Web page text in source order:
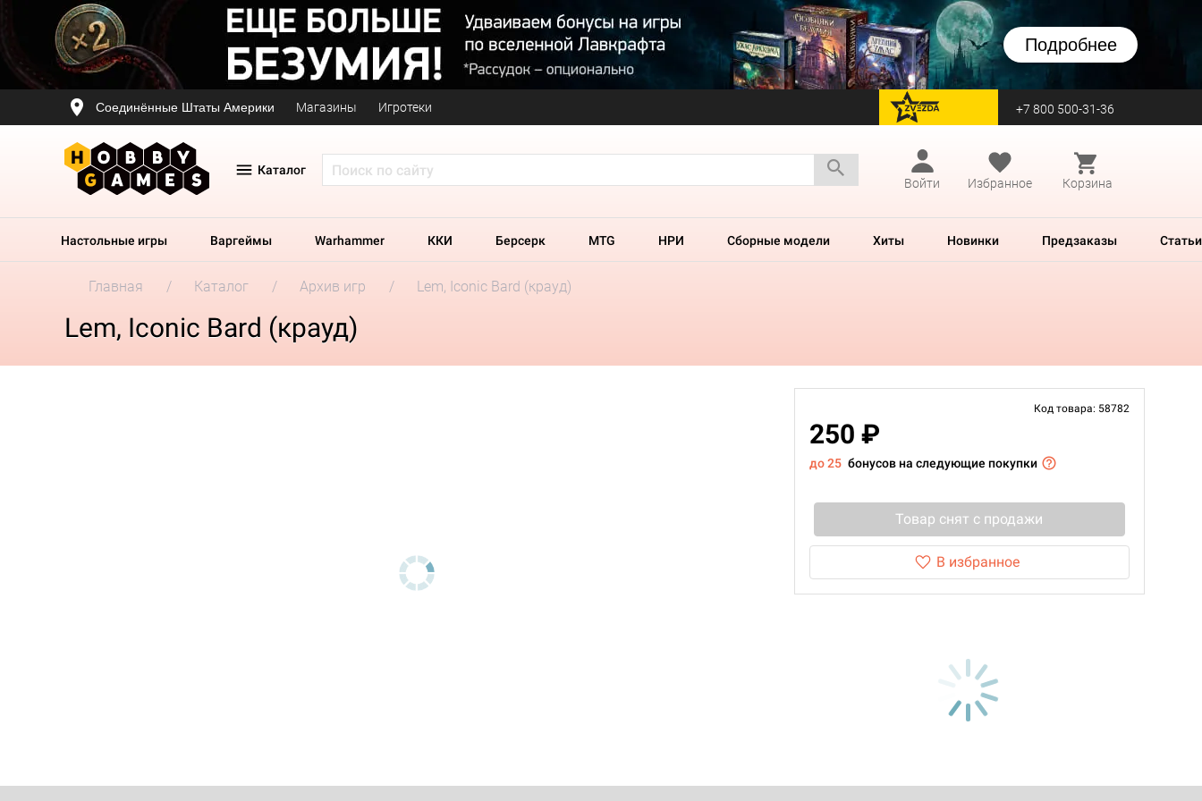
Подробнее
Соединённые Штаты Америки Магазины Игротеки перейти на Zvezda +7 800 500-31-36
Каталог
Войти
Избранное Корзина
Настольные игры Варгеймы Warhammer ККИ Берсерк MTG НРИ Сборные модели Хиты Новинки Предзаказы Статьи
Главная Каталог Архив игр Lem, Iconic Bard (крауд)
Lem, Iconic Bard (крауд)
Код товара: 58782
250 ₽
до 25 бонусов на следующие покупки
Товар снят с продажи
В избранное